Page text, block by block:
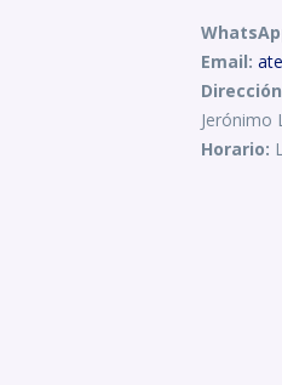
Email:
Jerónimo
Horario: